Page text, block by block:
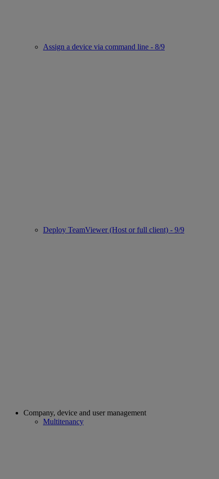
Assign a device via command line - 8/9
Deploy TeamViewer (Host or full client) - 9/9
Company, device and user management
Multitenancy